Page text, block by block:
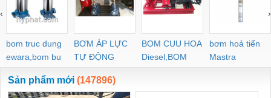
bom truc dung
ewara,bom bu
ewara
BƠM ÁP LỰC
TỰ ĐỘNG
BOM CUU HOA
Diesel,BOM
CHUA CHAY
bơm hoả tiển
Mastra
‹ ›
Sản phẩm mới (147896)